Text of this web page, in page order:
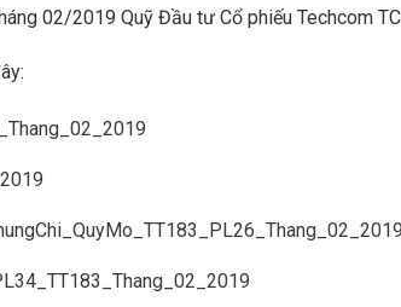
02/2019 Quỹ Đầu tư Cổ phiếu Techcom